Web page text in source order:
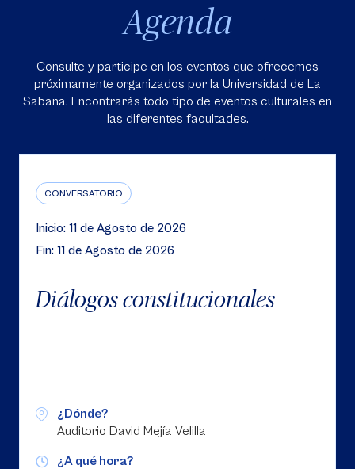
Agenda
Consulte y participe en los eventos que ofrecemos
próximamente organizados por la Universidad de La
Sabana. Encontrarás todo tipo de eventos culturales en
las diferentes facultades.
CONVERSATORIO
Inicio: 11 de Agosto de 2026
Fin: 11 de Agosto de 2026
Diálogos constitucionales
¿Dónde?
Auditorio David Mejía Velilla
¿A qué hora?